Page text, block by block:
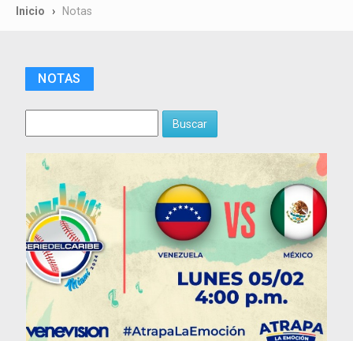
Inicio Notas
NOTAS
Buscar